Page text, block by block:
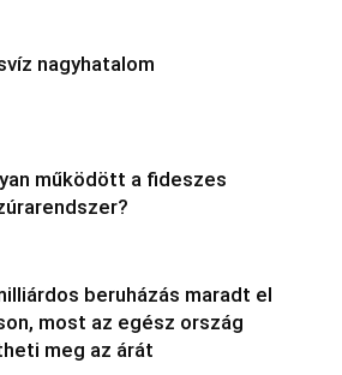
nagyhatalom
működött a fideszes
beruházás maradt el
most az egész ország
meg az árát